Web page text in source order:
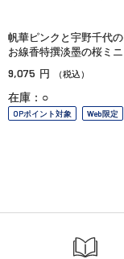
帆華ピンクと宇野千代の
お線香特撰淡墨の桜ミニ
9,075 円 （税込）
在庫：○
OPポイント対象 Web限定